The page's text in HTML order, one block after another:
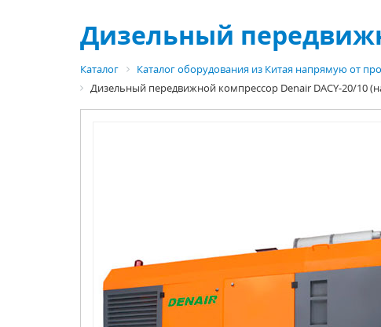
Дизельный
Каталог Каталог оборудования из Китая напрямую от
Дизельный передвижной компрессор Denair DACY-20/10